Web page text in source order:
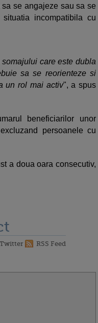
se angajeze sau sa se
incompatibila cu
care este dubla
sa se reorienteze si
un rol mai activ", a spus
beneficiarilor unor
persoanele cu
a doua oara consecutiv,
Twitter RSS Feed